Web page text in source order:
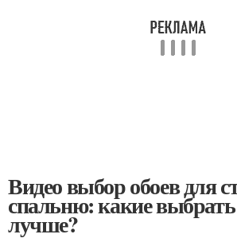
Видео выбор обоев для
спальню: какие
лучше?